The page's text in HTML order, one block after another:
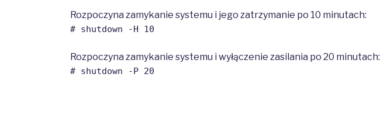
Rozpoczyna zamykanie systemu i jego zatrzymanie po 10 minutach:
# shutdown -H 10
Rozpoczyna zamykanie systemu i wyłączenie zasilania po 20 minutach:
# shutdown -P 20